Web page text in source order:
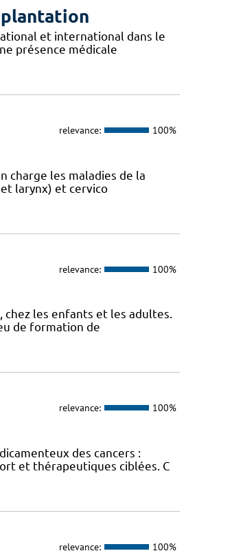
et international dans le
présence médicale
relevance: 100%
charge les maladies de la
larynx) et cervico
relevance: 100%
chez les enfants et les adultes.
de formation de
relevance: 100%
des cancers :
et thérapeutiques ciblées. C
relevance: 100%